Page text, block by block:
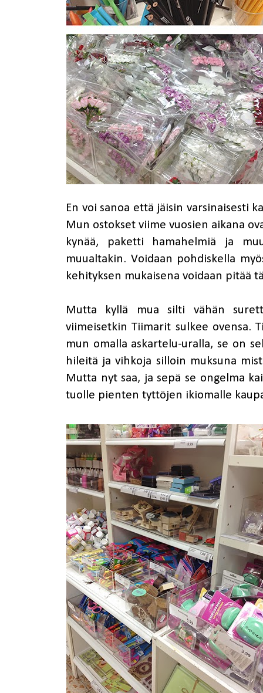
En voi sanoa että jäisin varsinaisesti
Mun ostokset viime vuosien aikana
kynää, paketti hamahelmiä ja
muualtakin. Voidaan pohdiskella
kehityksen mukaisena voidaan pitää
Mutta kyllä mua silti vähän
viimeisetkin Tiimarit sulkee ovensa.
mun omalla askartelu-uralla, se on
hileitä ja vihkoja silloin muksuna
Mutta nyt saa, ja sepä se ongelma
tuolle pienten tyttöjen ikiomalle